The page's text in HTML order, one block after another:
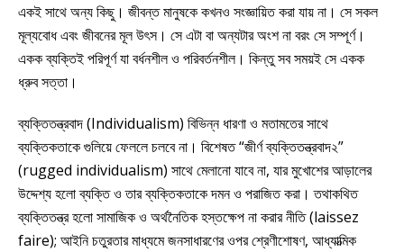
একই সাথে অন্য কিছু। জীবন্ত মানুষকে কখনও সংজ্ঞায়িত করা যায় না। সে সকল
মূল্যবোধ এবং জীবনের মূল উৎস। সে এটা বা অন্যটার অংশ না বরং সে সম্পূর্ণ।
একক ব্যক্তিই পরিপূর্ণ যা বর্ধনশীল ও পরিবর্তনশীল। কিন্তু সব সময়ই সে একক
ধ্রুব সত্তা।
ব্যক্তিতন্ত্রবাদ (Individualism) বিভিন্ন ধারণা ও মতামতের সাথে
ব্যক্তিকতাকে গুলিয়ে ফেললে চলবে না। বিশেষত “জীর্ণ ব্যক্তিতন্ত্রবাদ২”
(rugged individualism) সাথে মেলানো যাবে না, যার মুখোশের আড়ালের
উদ্দেশ্য হলো ব্যক্তি ও তার ব্যক্তিকতাকে দমন ও পরাজিত করা। তথাকথিত
ব্যক্তিতন্ত্র হলো সামাজিক ও অর্থনৈতিক হস্তক্ষেপ না করার নীতি (laissez
faire); আইনি চতুরতার মাধ্যমে জনসাধারণের ওপর শ্রেণীশোষণ, আধ্যাত্মিক